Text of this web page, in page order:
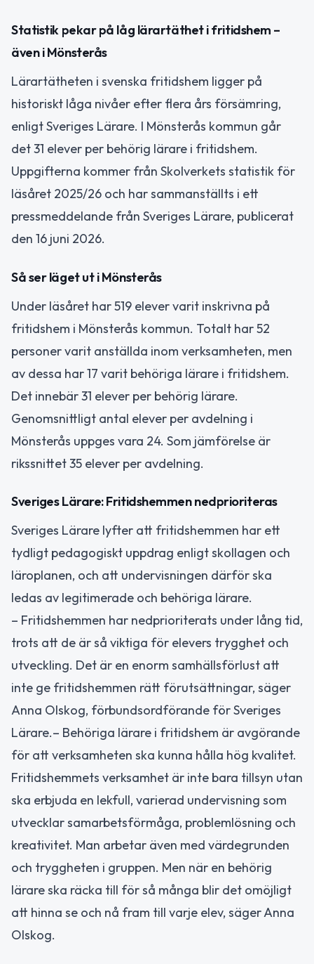
Statistik pekar på låg lärartäthet i fritidshem –
även i Mönsterås
Lärartätheten i svenska fritidshem ligger på
historiskt låga nivåer efter flera års försämring,
enligt Sveriges Lärare. I Mönsterås kommun går
det 31 elever per behörig lärare i fritidshem.
Uppgifterna kommer från Skolverkets statistik för
läsåret 2025/26 och har sammanställts i ett
pressmeddelande från Sveriges Lärare, publicerat
den 16 juni 2026.
Så ser läget ut i Mönsterås
Under läsåret har 519 elever varit inskrivna på
fritidshem i Mönsterås kommun. Totalt har 52
personer varit anställda inom verksamheten, men
av dessa har 17 varit behöriga lärare i fritidshem.
Det innebär 31 elever per behörig lärare.
Genomsnittligt antal elever per avdelning i
Mönsterås uppges vara 24. Som jämförelse är
rikssnittet 35 elever per avdelning.
Sveriges Lärare: Fritidshemmen nedprioriteras
Sveriges Lärare lyfter att fritidshemmen har ett
tydligt pedagogiskt uppdrag enligt skollagen och
läroplanen, och att undervisningen därför ska
ledas av legitimerade och behöriga lärare.
– Fritidshemmen har nedprioriterats under lång tid,
trots att de är så viktiga för elevers trygghet och
utveckling. Det är en enorm samhällsförlust att
inte ge fritidshemmen rätt förutsättningar, säger
Anna Olskog, förbundsordförande för Sveriges
Lärare.– Behöriga lärare i fritidshem är avgörande
för att verksamheten ska kunna hålla hög kvalitet.
Fritidshemmets verksamhet är inte bara tillsyn utan
ska erbjuda en lekfull, varierad undervisning som
utvecklar samarbetsförmåga, problemlösning och
kreativitet. Man arbetar även med värdegrunden
och tryggheten i gruppen. Men när en behörig
lärare ska räcka till för så många blir det omöjligt
att hinna se och nå fram till varje elev, säger Anna
Olskog.